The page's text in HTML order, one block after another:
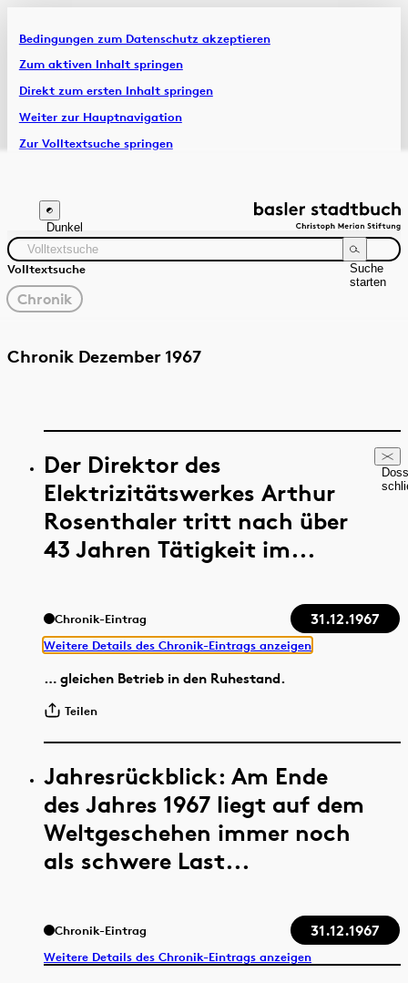
Bedingungen zum Datenschutz akzeptieren
Zum aktiven Inhalt springen
Direkt zum ersten Inhalt springen
Weiter zur Hauptnavigation
Zur Volltextsuche springen
Artikel & Dossiers
Chronik
Dunkel
Volltextsuche
Suche
starten
gewählter
Filter
Chronik
Quelle Zeitraum
Chronik Dezember 1967
Der Direktor des
Elektrizitätswerkes Arthur
Rosenthaler tritt nach über
43 Jahren Tätigkeit im...
Chronik-Eintrag 31.12.1967
Weitere Details des Chronik-Eintrags anzeigen
… gleichen Betrieb in den Ruhestand.
Teilen
Jahresrückblick: Am Ende
des Jahres 1967 liegt auf dem
Weltgeschehen immer noch
als schwere Last...
Chronik-Eintrag 31.12.1967
Weitere Details des Chronik-Eintrags anzeigen